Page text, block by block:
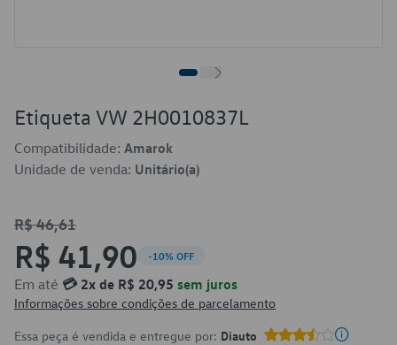
Etiqueta VW 2H0010837L
Compatibilidade: Amarok
Unidade de venda: Unitário(a)
R$ 46,61
R$ 41,90 -10% OFF
Em até 💳 2x de R$ 20,95 sem juros
Informações sobre condições de parcelamento
Essa peça é vendida e entregue por: Diauto